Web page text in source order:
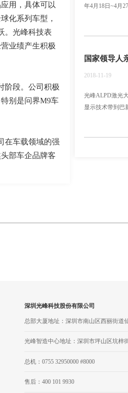
用，具体可以
化系列车型，
。光峰科技表
业绩产生积极
阶段。公司积极
别是问界M9车
在车载领域的强
部车企品牌客
年4月18日~4月
国家领导人
2018-11-19
光峰ALPD激光
显示技术带到巴
深圳光峰科技股份有限公司
总部大厦地址：深圳市南山区西丽街道
光峰智造中心地址：深圳市坪山区坑梓
总机：0755 32950000 #8000
售后：400 101 9930